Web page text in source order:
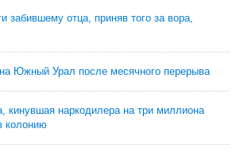
забившему отца, приняв того за вора,
Южный Урал после месячного перерыва
кинувшая наркодилера на три миллиона
колонию